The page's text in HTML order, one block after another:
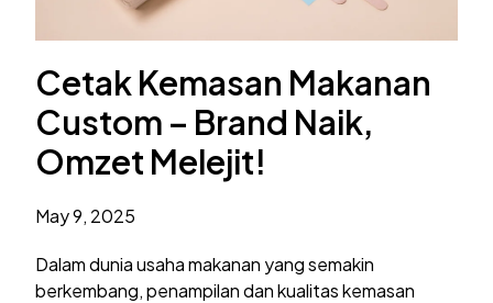
Cetak Kemasan Makanan
Custom – Brand Naik,
Omzet Melejit!
May 9, 2025
Dalam dunia usaha makanan yang semakin
berkembang, penampilan dan kualitas kemasan